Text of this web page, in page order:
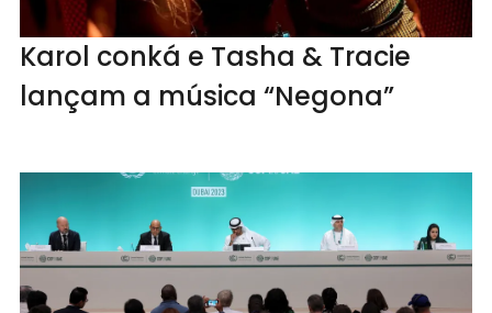
Karol conká e Tasha & Tracie
lançam a música “Negona”